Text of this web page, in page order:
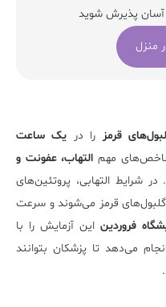
قرمز را در یک ساعت
مهم التهاب، عفونت و
التهابی، پروتئین‌های
قرمز می‌شوند و سرعت
فروردین این آزمایش را با
می‌دهد تا پزشکان بتوانند
آسان پذیرش شوید
منزل